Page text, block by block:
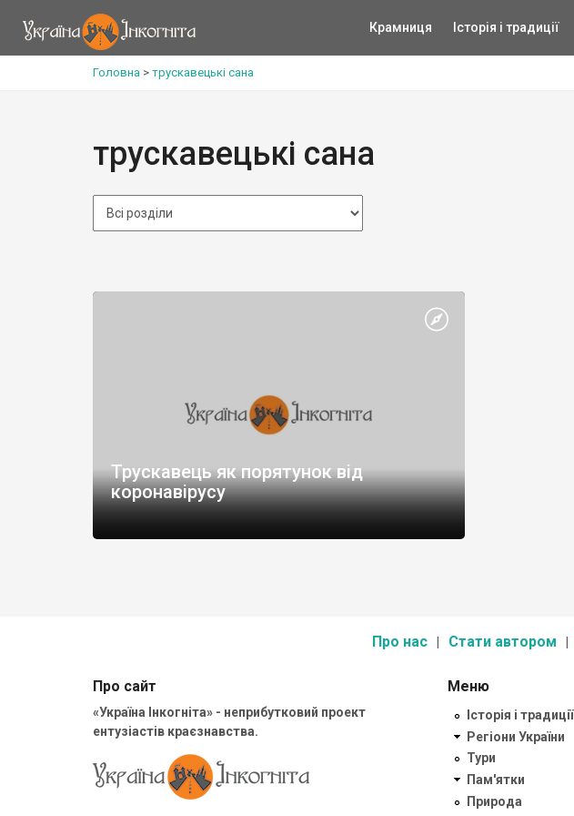
Крамниця Історія і традиції
Головна > трускавецькі сана
трускавецькі сана
Трускавець як порятунок від
коронавірусу
Про нас Стати автором
Про сайт
«Україна Інкогніта» - неприбутковий проект
ентузіастів краєзнавства.
Меню
Історія і традиції
Регіони України
Тури
Пам'ятки
Природа